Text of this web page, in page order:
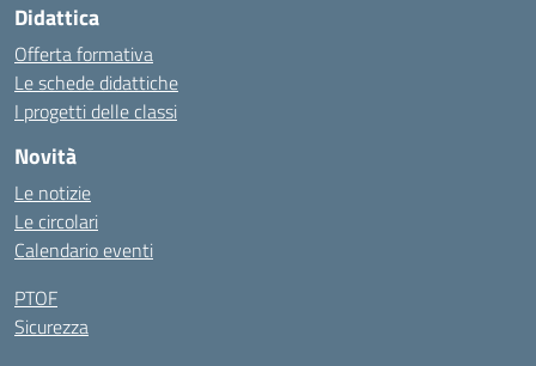
Didattica
Offerta formativa
Le schede didattiche
I progetti delle classi
Novità
Le notizie
Le circolari
Calendario eventi
PTOF
Sicurezza